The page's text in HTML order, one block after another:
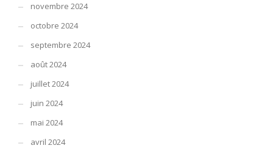
novembre 2024
octobre 2024
septembre 2024
août 2024
juillet 2024
juin 2024
mai 2024
avril 2024